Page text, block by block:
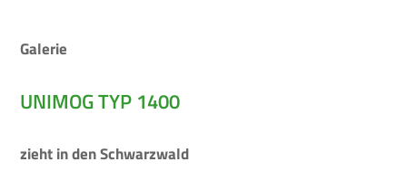
Galerie
UNIMOG TYP 1400
zieht in den Schwarzwald